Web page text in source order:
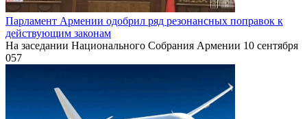
Парламент Армении одобрил ряд резонансных поправок к
действующим законам
На заседании Национального Собрания Армении 10 сентября
057